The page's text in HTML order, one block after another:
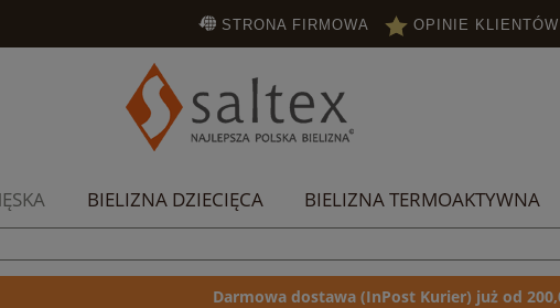
STRONA FIRMOWA OPINIE KLIENTÓW
BIELIZNA DZIECIĘCA BIELIZNA TERMOAKTYWNA
PROMOCJE STRONA FIRMOWA
Darmowa dostawa (InPost Kurier) już od